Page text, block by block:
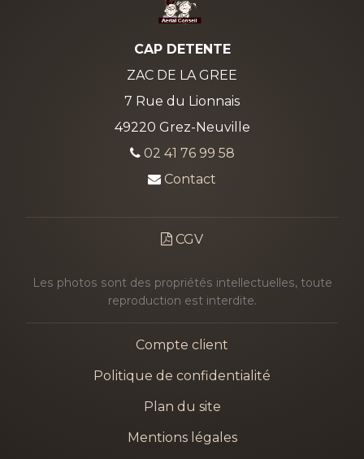
CAP DETENTE
ZAC DE LA GREE
7 Rue du Lionnais
49220 Grez-Neuville
02 41 76 99 58
Contact
CGV
Les photos sont des propriétés intellectuelles, toute
reproduction est interdite.
Compte client
Politique de confidentialité
Plan du site
Mentions légales